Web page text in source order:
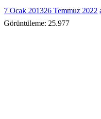
7 Ocak 201326 Temmuz 2022
Görüntüleme: 25.977